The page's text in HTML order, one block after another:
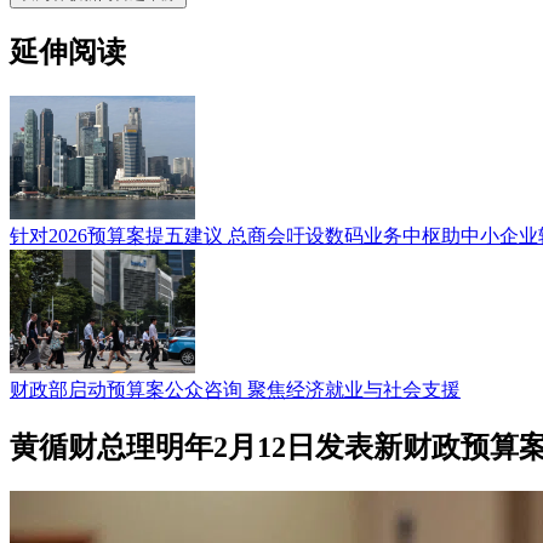
延伸阅读
针对2026预算案提五建议 总商会吁设数码业务中枢助中小企业
财政部启动预算案公众咨询 聚焦经济就业与社会支援
黄循财总理明年2月12日发表新财政预算